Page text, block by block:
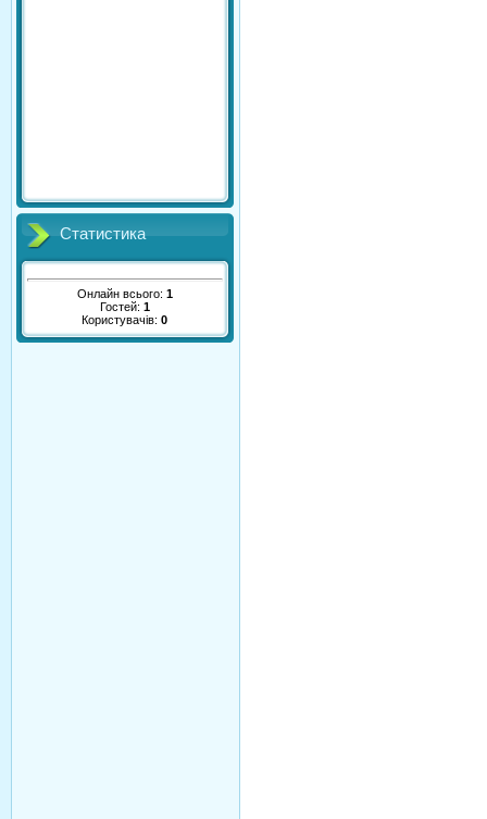
Статистика
Онлайн всього: 1
Гостей: 1
Користувачів:0